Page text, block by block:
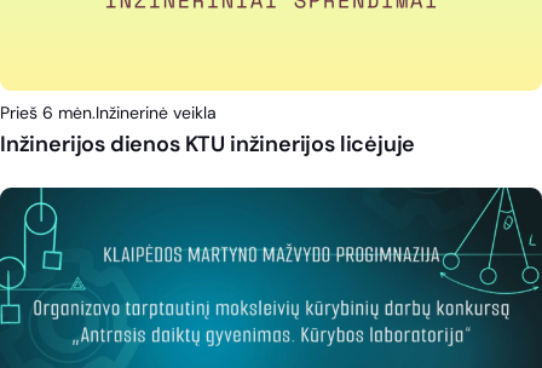
Prieš 6 mėn.Inžinerinė veikla
Inžinerijos dienos KTU inžinerijos licėjuje